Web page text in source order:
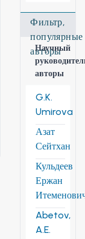
Фильтр,
популярные
авторы
Научный
авторы
G.K.
Umirova
Азат
Сейтхан
Кульдеев
Ержан
Abetov,
A.E.